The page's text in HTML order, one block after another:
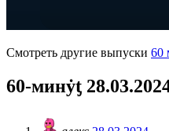
Смотреть другие выпуски 60
60-минẏƫ